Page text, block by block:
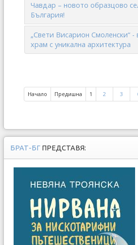
Чавдар – новото образцово
България!
„Свети Висарион Смоленски“ -
храм с уникална архитектура
Начало Предишна 1 2 3
БРАТ-БГ ПРЕДСТАВЯ: